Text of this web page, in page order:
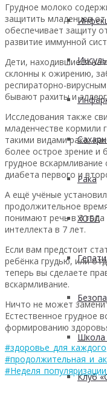
Рака
ХОБЛ
Клуб
Грудное молоко
защитить младенцев
обеспечивает защиту
развитие иммунной
Дети, находившиеся на
склонны к ожирению,
респираторно-
бывают рахиты и
Исследования также
младенчестве кормили
такими видами рака,
более острое зрение и
грудное вскармливание
диабета первого и
А ещё учёные
продолжительное
понимают речь в 3
интеллекта в 7 лет.
Если вам предстоит
ребёнка грудью, или
теперь вы сделаете
вскармливание.
Ничто не может
Естественное грудное
формированию
#здоровье_для_каждого